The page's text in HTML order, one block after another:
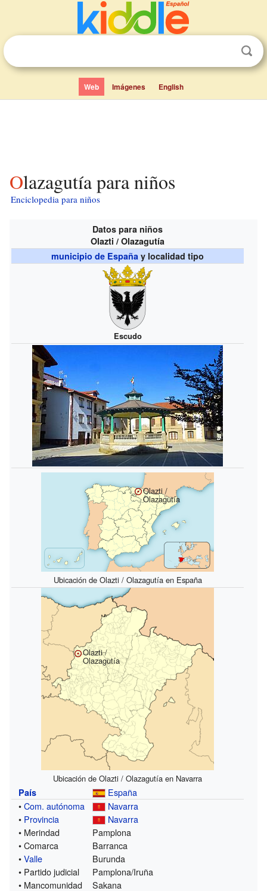
Web Imágenes English
Olazagutía para niños
Enciclopedia para niños
Datos para niños
Olazti / Olazagutía
municipio de España y localidad tipo
Escudo
Olazti /
Olazagutía
Ubicación de Olazti / Olazagutía en España
Olazti /
Olazagutía
Ubicación de Olazti / Olazagutía en Navarra
País
España
•Com. autónoma
Navarra
• Provincia
Navarra
• Merindad
Pamplona
• Comarca
Barranca
•Valle
Burunda
• Partido judicial
Pamplona/Iruña
• Mancomunidad
Sakana